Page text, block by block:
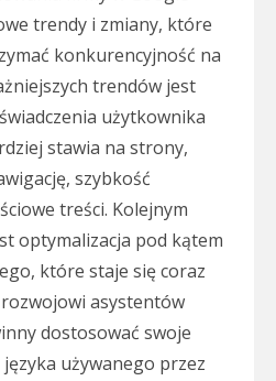
trendy i zmiany, które
konkurencyjność na
trendów jest
użytkownika
stawia na strony,
szybkość
treści. Kolejnym
optymalizacja pod kątem
które staje się coraz
asystentów
dostosować swoje
używanego przez